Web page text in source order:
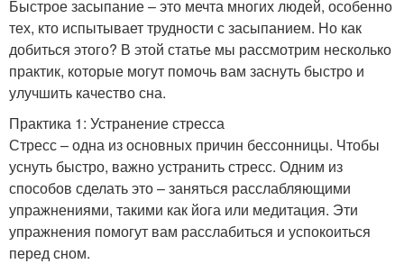
Быстрое засыпание – это мечта многих людей, особенно
тех, кто испытывает трудности с засыпанием. Но как
добиться этого? В этой статье мы рассмотрим несколько
практик, которые могут помочь вам заснуть быстро и
улучшить качество сна.
Практика 1: Устранение стресса
Стресс – одна из основных причин бессонницы. Чтобы
уснуть быстро, важно устранить стресс. Одним из
способов сделать это – заняться расслабляющими
упражнениями, такими как йога или медитация. Эти
упражнения помогут вам расслабиться и успокоиться
перед сном.